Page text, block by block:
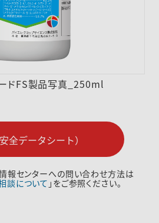
ドFS製品写真_250ml
安全データシート）
報センターへの問い合わせ方法は
談について 」をご参照ください。